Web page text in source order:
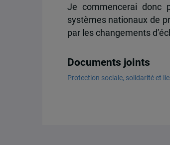
Je commencerai donc
systèmes nationaux de
par les changements
Documents joints
Protection sociale, solidarité et